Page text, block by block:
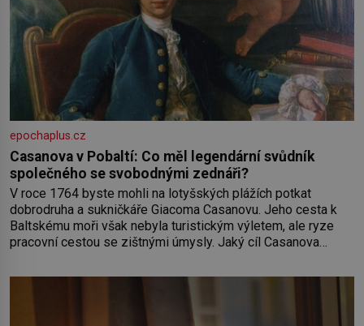
epochaplus.cz
Casanova v Pobaltí: Co měl legendární svůdník
společného se svobodnými zednáři?
V roce 1764 byste mohli na lotyšských plážích potkat
dobrodruha a sukničkáře Giacoma Casanovu. Jeho cesta k
Baltskému moři však nebyla turistickým výletem, ale ryze
pracovní cestou se zištnými úmysly. Jaký cíl Casanova
Rigy? Casanova v Pobaltí kontaktoval tamní zednářské lóže.
Nebyl v této oblasti žádným nováčkem, protože do